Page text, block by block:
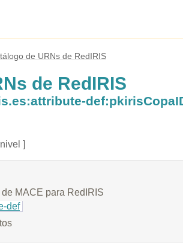
de URNs de RedIRIS
de RedIRIS
]
MACE para RedIRIS
def